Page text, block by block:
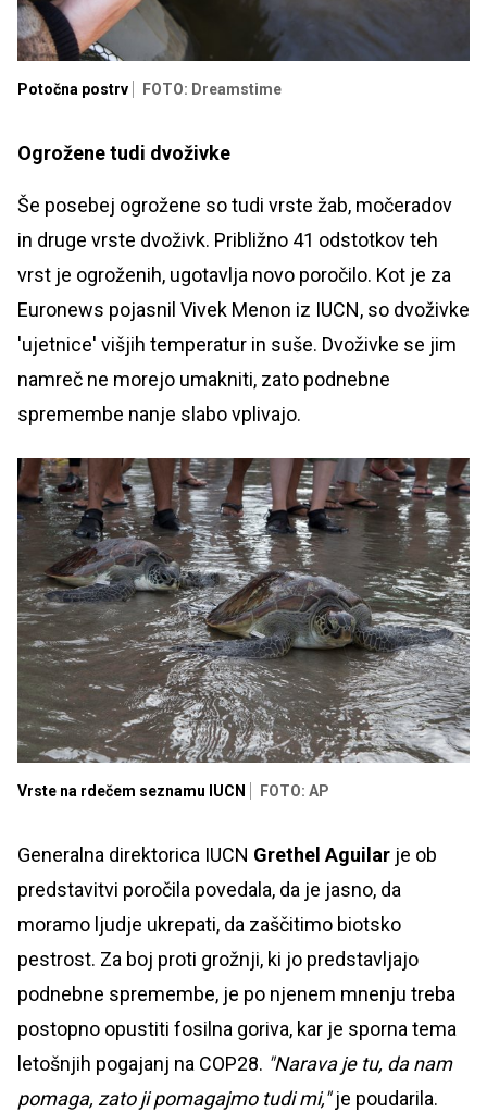
Potočna postrv FOTO: Dreamstime
Ogrožene tudi dvoživke
Še posebej ogrožene so tudi vrste žab, močeradov
in druge vrste dvoživk. Približno 41 odstotkov teh
vrst je ogroženih, ugotavlja novo poročilo. Kot je za
Euronews pojasnil Vivek Menon iz IUCN, so dvoživke
'ujetnice' višjih temperatur in suše. Dvoživke se jim
namreč ne morejo umakniti, zato podnebne
spremembe nanje slabo vplivajo.
Vrste na rdečem seznamu IUCN FOTO: AP
Generalna direktorica IUCN Grethel Aguilar je ob
predstavitvi poročila povedala, da je jasno, da
moramo ljudje ukrepati, da zaščitimo biotsko
pestrost. Za boj proti grožnji, ki jo predstavljajo
podnebne spremembe, je po njenem mnenju treba
postopno opustiti fosilna goriva, kar je sporna tema
letošnjih pogajanj na COP28. "Narava je tu, da nam
pomaga, zato ji pomagajmo tudi mi,"je poudarila.